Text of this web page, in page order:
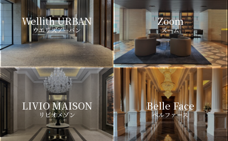
Wellith URBAN
ウエリスアーバン
Zoom
ズーム
LIVIO MAISON
リビオメゾン
Belle Face
ベルファース